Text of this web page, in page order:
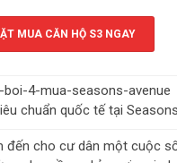
MUA CĂN HỘ S3 NGAY
chuẩn quốc tế tại
đến cho cư dân một cuộc